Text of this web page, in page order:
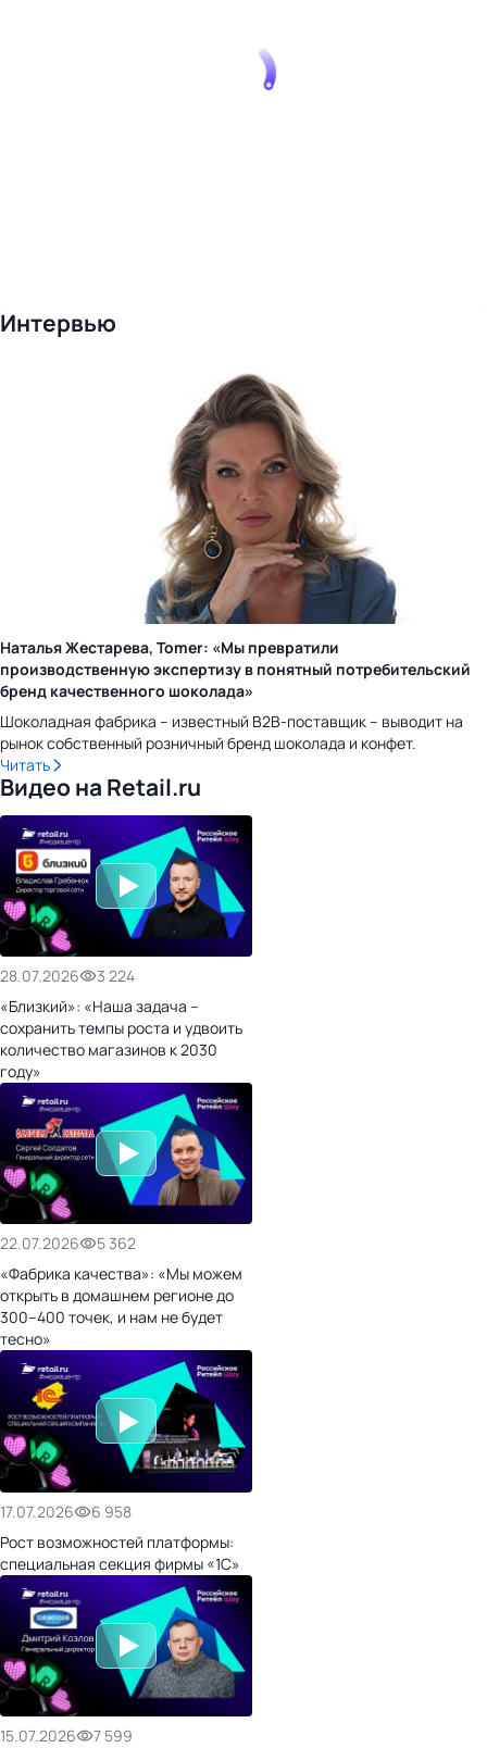
Интервью
Наталья Жестарева, Tomer: «Мы превратили
производственную экспертизу в понятный потребительский
бренд качественного шоколада»
Шоколадная фабрика – известный B2B-поставщик – выводит на
рынок собственный розничный бренд шоколада и конфет.
Читать
Видео на Retail.ru
28.07.2026
3 224
«Близкий»: «Наша задача –
сохранить темпы роста и удвоить
количество магазинов к 2030
году»
22.07.2026
5 362
«Фабрика качества»: «Мы можем
открыть в домашнем регионе до
300–400 точек, и нам не будет
тесно»
17.07.2026
6 958
Рост возможностей платформы:
специальная секция фирмы «1С»
15.07.2026
7 599